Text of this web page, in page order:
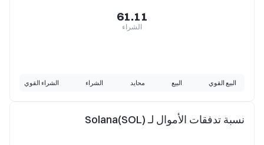
61.11
الشراء
البيع القوي البيع محايد الشراء الشراء القوي
نسبة تدفقات الأموال لـ Solana(SOL)